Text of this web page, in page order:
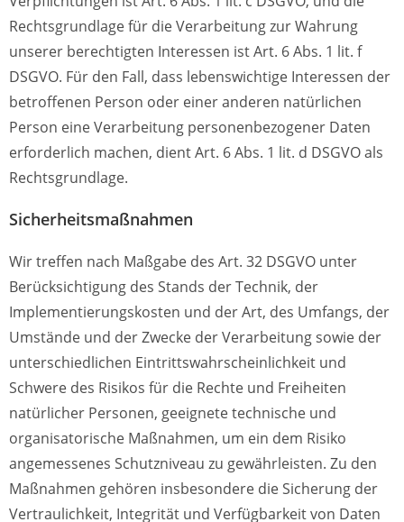
Rechtsgrundlage für die Verarbeitung zur Wahrung
unserer berechtigten Interessen ist Art. 6 Abs. 1 lit. f
DSGVO. Für den Fall, dass lebenswichtige Interessen der
betroffenen Person oder einer anderen natürlichen
Person eine Verarbeitung personenbezogener Daten
erforderlich machen, dient Art. 6 Abs. 1 lit. d DSGVO als
Rechtsgrundlage.
Sicherheitsmaßnahmen
Wir treffen nach Maßgabe des Art. 32 DSGVO unter
Berücksichtigung des Stands der Technik, der
Implementierungskosten und der Art, des Umfangs, der
Umstände und der Zwecke der Verarbeitung sowie der
unterschiedlichen Eintrittswahrscheinlichkeit und
Schwere des Risikos für die Rechte und Freiheiten
natürlicher Personen, geeignete technische und
organisatorische Maßnahmen, um ein dem Risiko
angemessenes Schutzniveau zu gewährleisten. Zu den
Maßnahmen gehören insbesondere die Sicherung der
Vertraulichkeit, Integrität und Verfügbarkeit von Daten